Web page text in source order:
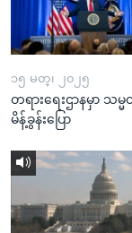
၁၅ မတ္၊ ၂၀၂၅
တရားရေးဌာနမှာ သမ္
မိန့်ခွန်းပြော